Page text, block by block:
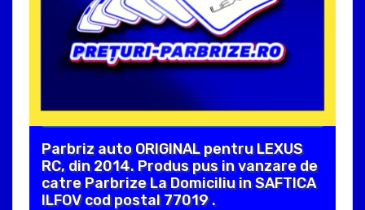
Parbriz auto ORIGINAL pentru LEXUS
RC, din 2014. Produs pus in vanzare de
catre Parbrize La Domiciliu in SAFTICA
ILFOV cod postal 77019 .